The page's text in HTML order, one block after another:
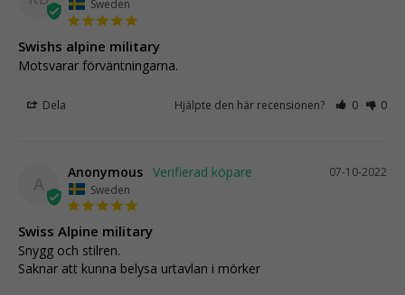
Sweden
Swishs alpine military
Motsvarar förväntningarna.
Dela Hjälpte den här recensionen? 0 0
A
07-10-2022
Anonymous
Sweden
Swiss Alpine military
Snygg och stilren.
Saknar att kunna belysa urtavlan i mörker